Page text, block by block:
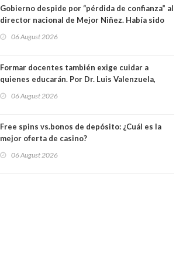
Gobierno despide por “pérdida de confianza” al
director nacional de Mejor Niñez. Había sido
06 August 2026
Formar docentes también exige cuidar a
quienes educarán. Por Dr. Luis Valenzuela,
Académicos U. Católica Silva Henríquez
06 August 2026
Free spins vs.bonos de depósito: ¿Cuál es la
mejor oferta de casino?
06 August 2026